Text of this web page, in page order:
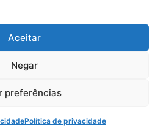
Aceitar
Negar
preferências
Política de privacidade
reservados – Hospital da
Doe Agora